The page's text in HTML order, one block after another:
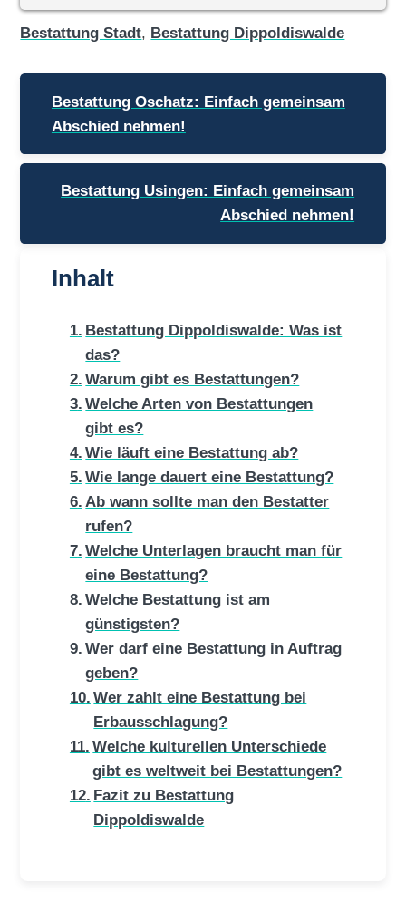
Bestattung Stadt, Bestattung Dippoldiswalde
Beitragsnavigation
Bestattung Oschatz: Einfach gemeinsam
Abschied nehmen!
Bestattung Usingen: Einfach gemeinsam
Abschied nehmen!
Inhalt
Bestattung Dippoldiswalde: Was ist
das?
Warum gibt es Bestattungen?
Welche Arten von Bestattungen
gibt es?
Wie läuft eine Bestattung ab?
Wie lange dauert eine Bestattung?
Ab wann sollte man den Bestatter
rufen?
Welche Unterlagen braucht man für
eine Bestattung?
Welche Bestattung ist am
günstigsten?
Wer darf eine Bestattung in Auftrag
geben?
Wer zahlt eine Bestattung bei
Erbausschlagung?
Welche kulturellen Unterschiede
gibt es weltweit bei Bestattungen?
Fazit zu Bestattung
Dippoldiswalde